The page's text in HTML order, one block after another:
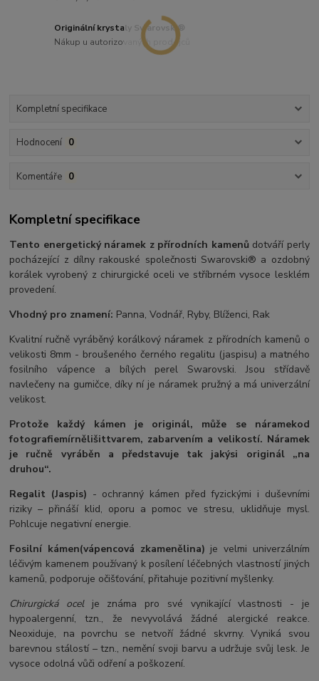
Originální krystaly Swarovski®
Nákup u autorizovaných prodejců
Kompletní specifikace
Hodnocení 0
Komentáře 0
Kompletní specifikace
Tento energetický náramek z přírodních kamenů dotváří perly
pocházející z dílny rakouské společnosti Swarovski® a ozdobný
korálek vyrobený z chirurgické oceli ve stříbrném vysoce lesklém
provedení.
Vhodný pro znamení: Panna, Vodnář, Ryby, Blíženci, Rak
Kvalitní ručně vyráběný korálkový náramek z přírodních kamenů o
velikosti 8mm - broušeného černého regalitu (jaspisu) a matného
fosilního vápence a bílých perel Swarovski. Jsou střídavě
navlečeny na gumičce, díky ní je náramek pružný a má univerzální
velikost.
Protože každý kámen je originál, může se náramekod
fotografiemírnělišittvarem, zabarvením a velikostí. Náramek
je ručně vyráběn a představuje tak jakýsi originál „na
druhou“.
Regalit (Jaspis) - ochranný kámen před fyzickými i duševními
riziky – přináší klid, oporu a pomoc ve stresu, uklidňuje mysl.
Pohlcuje negativní energie.
Fosilní kámen(vápencová zkamenělina) je velmi univerzálním
léčivým kamenem používaný k posílení léčebných vlastností jiných
kamenů, podporuje očišťování, přitahuje pozitivní myšlenky.
Chirurgická ocelje známa pro své vynikající vlastnosti - je
hypoalergenní, tzn., že nevyvolává žádné alergické reakce.
Neoxiduje, na povrchu se netvoří žádné skvrny. Vyniká svou
barevnou stálostí – tzn., nemění svoji barvu a udržuje svůj lesk. Je
vysoce odolná vůči odření a poškození.